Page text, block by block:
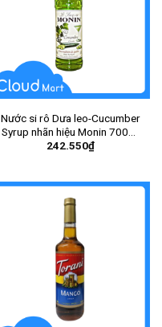
Nước si rô Dưa leo-Cucumber
Syrup nhãn hiệu Monin 700ml
– Chai
242.550₫